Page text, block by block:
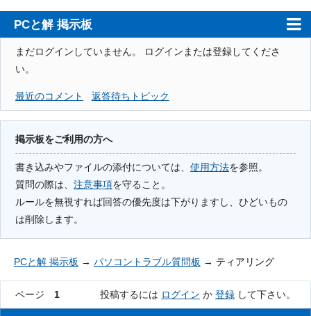
PCと解 掲示板
ホーム
注意事項
使用方法
検索
登録
ログイン
まだログインしていません。
ログインまたは登録してくださ
い。
最近のコメント 返答待ちトピック
掲示板をご利用の方へ
書き込みやファイルの添付については、 使用方法を参照。
質問の際は、 注意事項を守ること。
ルールを無視すれば回答の優先度は下がりますし、ひどいもの
は削除します。
PCと解 掲示板 → パソコントラブル質問板 → ティアリング
ページ 1 投稿するには ログイン か 登録 して下さい。